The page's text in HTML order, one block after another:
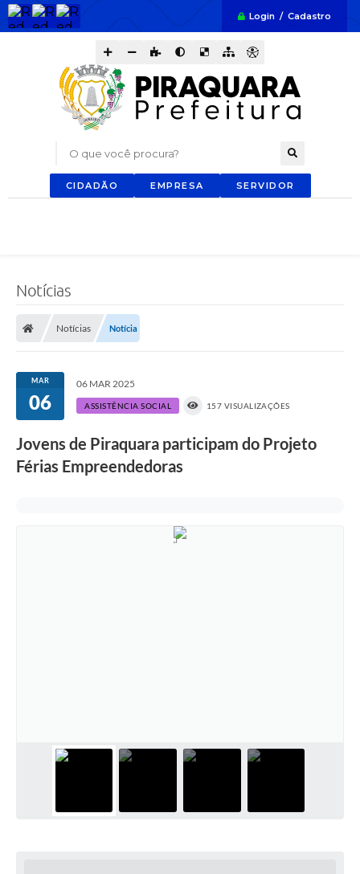
Login / Cadastro
O que você procura?
CIDADÃO EMPRESA SERVIDOR
Notícias
Notícias Notícia
MAR
06
06 MAR 2025
ASSISTÊNCIA SOCIAL 157 VISUALIZAÇÕES
Jovens de Piraquara participam do Projeto
Férias Empreendedoras